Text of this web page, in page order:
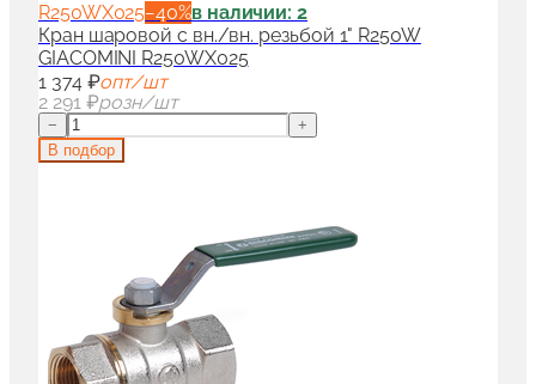
R250WX025−40%в наличии: 2
Кран шаровой с вн./вн. резьбой 1" R250W
GIACOMINI R250WX025
1 374 ₽опт/шт
2 291 ₽розн/шт
−
+
В подбор